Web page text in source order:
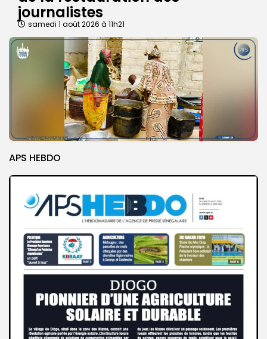
journalistes
samedi 1 août 2026 à 11h21
APS HEBDO